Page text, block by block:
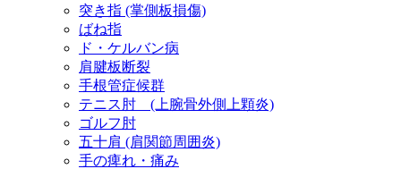
突き指 (掌側板損傷)
ばね指
ド・ケルバン病
肩腱板断裂
手根管症候群
テニス肘 (上腕骨外側上顆炎)
ゴルフ肘
五十肩 (肩関節周囲炎)
手の痺れ・痛み